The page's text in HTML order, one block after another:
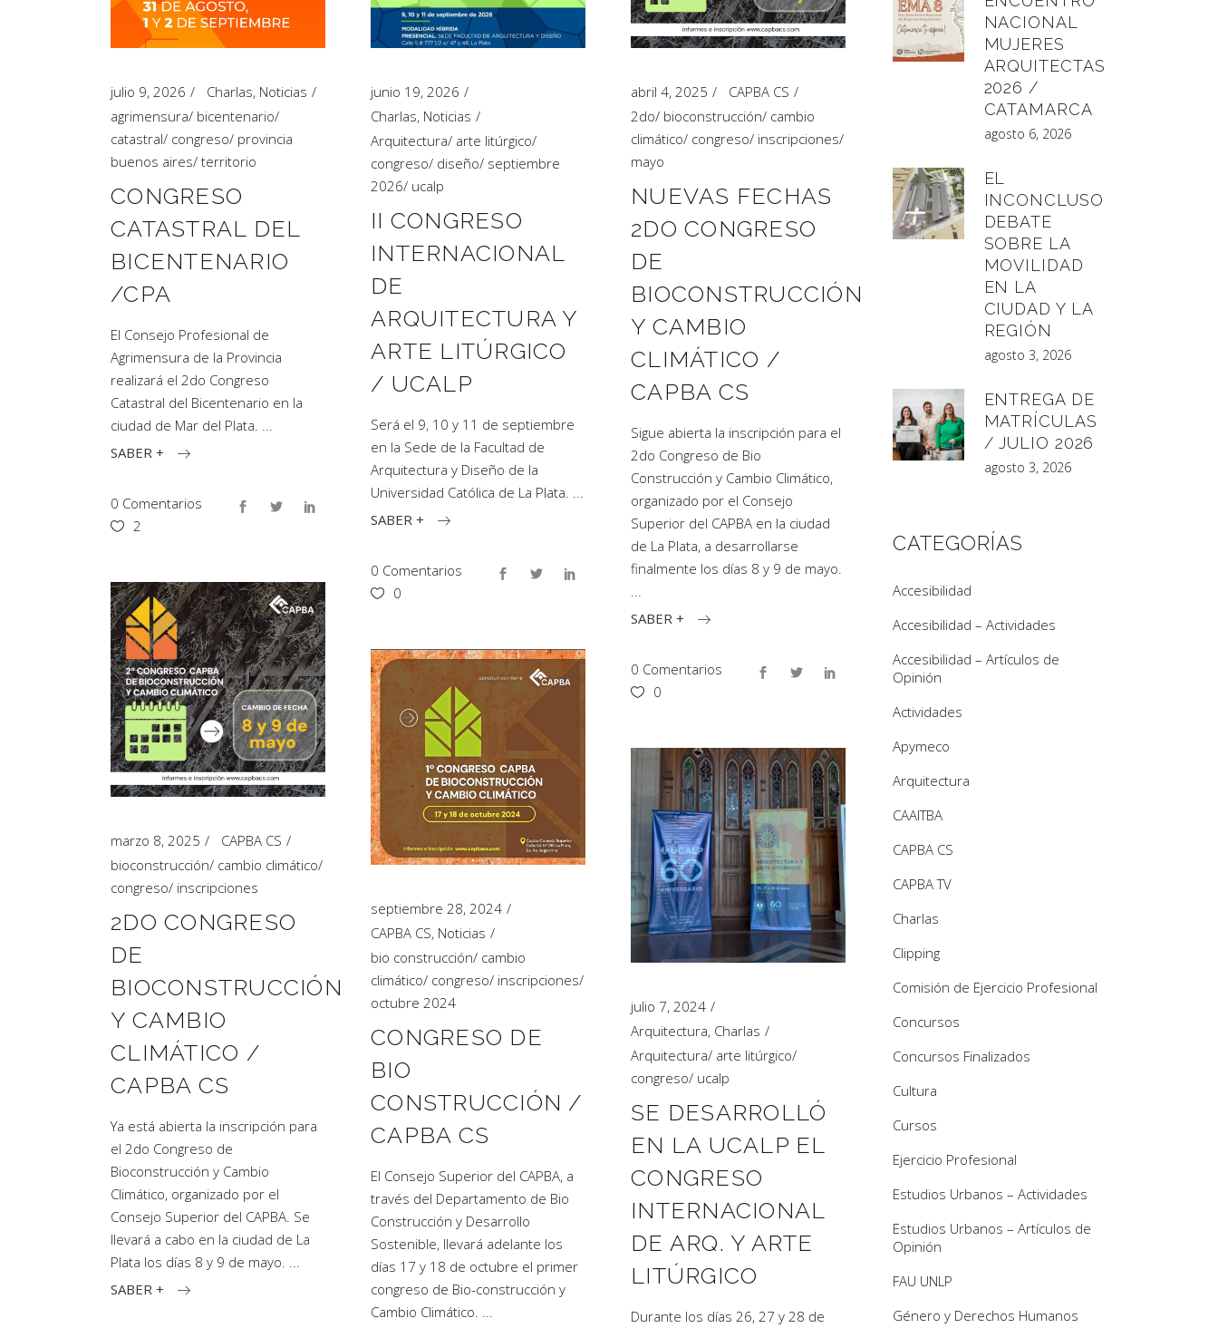
Artículos de Opinión
Actividades
julio 9, 2026 Charlas, Noticias
agrimensura/ bicentenario/
catastral/ congreso/ provincia
buenos aires/ territorio
CONGRESO
CATASTRAL DEL
BICENTENARIO
/CPA
El Consejo Profesional de
Agrimensura de la Provincia
realizará el 2do Congreso
Catastral del Bicentenario en la
ciudad de Mar del Plata.
SABER +
0 Comentarios
2
junio 19, 2026
Charlas, Noticias
Arquitectura/ arte litúrgico/
congreso/ diseño/ septiembre
2026/ ucalp
II CONGRESO
INTERNACIONAL
DE
ARQUITECTURA Y
ARTE LITÚRGICO
/ UCALP
Será el 9, 10 y 11 de septiembre
en la Sede de la Facultad de
Arquitectura y Diseño de la
Universidad Católica de La Plata.
SABER +
0 Comentarios
0
abril 4, 2025
CAPBA CS
2do/ bioconstrucción/ cambio
climático/ congreso/ inscripciones/
mayo
NUEVAS FECHAS
2DO CONGRESO
DE
BIOCONSTRUCCIÓN
Y CAMBIO
CLIMÁTICO /
CAPBA CS
Sigue abierta la inscripción para el
2do Congreso de Bio
Construcción y Cambio Climático,
organizado por el Consejo
Superior del CAPBA en la ciudad
de La Plata, a desarrollarse
finalmente los días 8 y 9 de mayo.
SABER +
0 Comentarios
0
marzo 8, 2025
CAPBA CS
bioconstrucción/ cambio climático/
congreso/ inscripciones
2DO CONGRESO
DE
BIOCONSTRUCCIÓN
Y CAMBIO
CLIMÁTICO /
CAPBA CS
Ya está abierta la inscripción para
el 2do Congreso de
Bioconstrucción y Cambio
Climático, organizado por el
Consejo Superior del CAPBA. Se
llevará a cabo en la ciudad de La
Plata los días 8 y 9 de mayo.
SABER +
septiembre 28, 2024
CAPBA CS, Noticias
bio construcción/ cambio
climático/ congreso/ inscripciones/
octubre 2024
CONGRESO DE
BIO
CONSTRUCCIÓN /
CAPBA CS
El Consejo Superior del CAPBA, a
través del Departamento de Bio
Construcción y Desarrollo
Sostenible, llevará adelante los
días 17 y 18 de octubre el primer
congreso de Bio-construcción y
Cambio Climático.
julio 7, 2024
Arquitectura, Charlas
Arquitectura/ arte litúrgico/
congreso/ ucalp
SE DESARROLLÓ
EN LA UCALP EL
CONGRESO
INTERNACIONAL
DE ARQ. Y ARTE
LITÚRGICO
Durante los días 26, 27 y 28 de
NACIONAL
MUJERES
ARQUITECTAS
2026 /
CATAMARCA
agosto 6, 2026
EL
INCONCLUSO
DEBATE
SOBRE LA
MOVILIDAD
EN LA
CIUDAD Y LA
REGIÓN
agosto 3, 2026
ENTREGA DE
MATRÍCULAS
/ JULIO 2026
agosto 3, 2026
CATEGORÍAS
Accesibilidad
Accesibilidad – Actividades
Accesibilidad – Artículos de
Opinión
Actividades
Apymeco
Arquitectura
CAAITBA
CAPBA CS
CAPBA TV
Charlas
Clipping
Comisión de Ejercicio Profesional
Concursos
Concursos Finalizados
Cultura
Cursos
Ejercicio Profesional
Estudios Urbanos – Actividades
Estudios Urbanos – Artículos de
Opinión
FAU UNLP
Género y Derechos Humanos